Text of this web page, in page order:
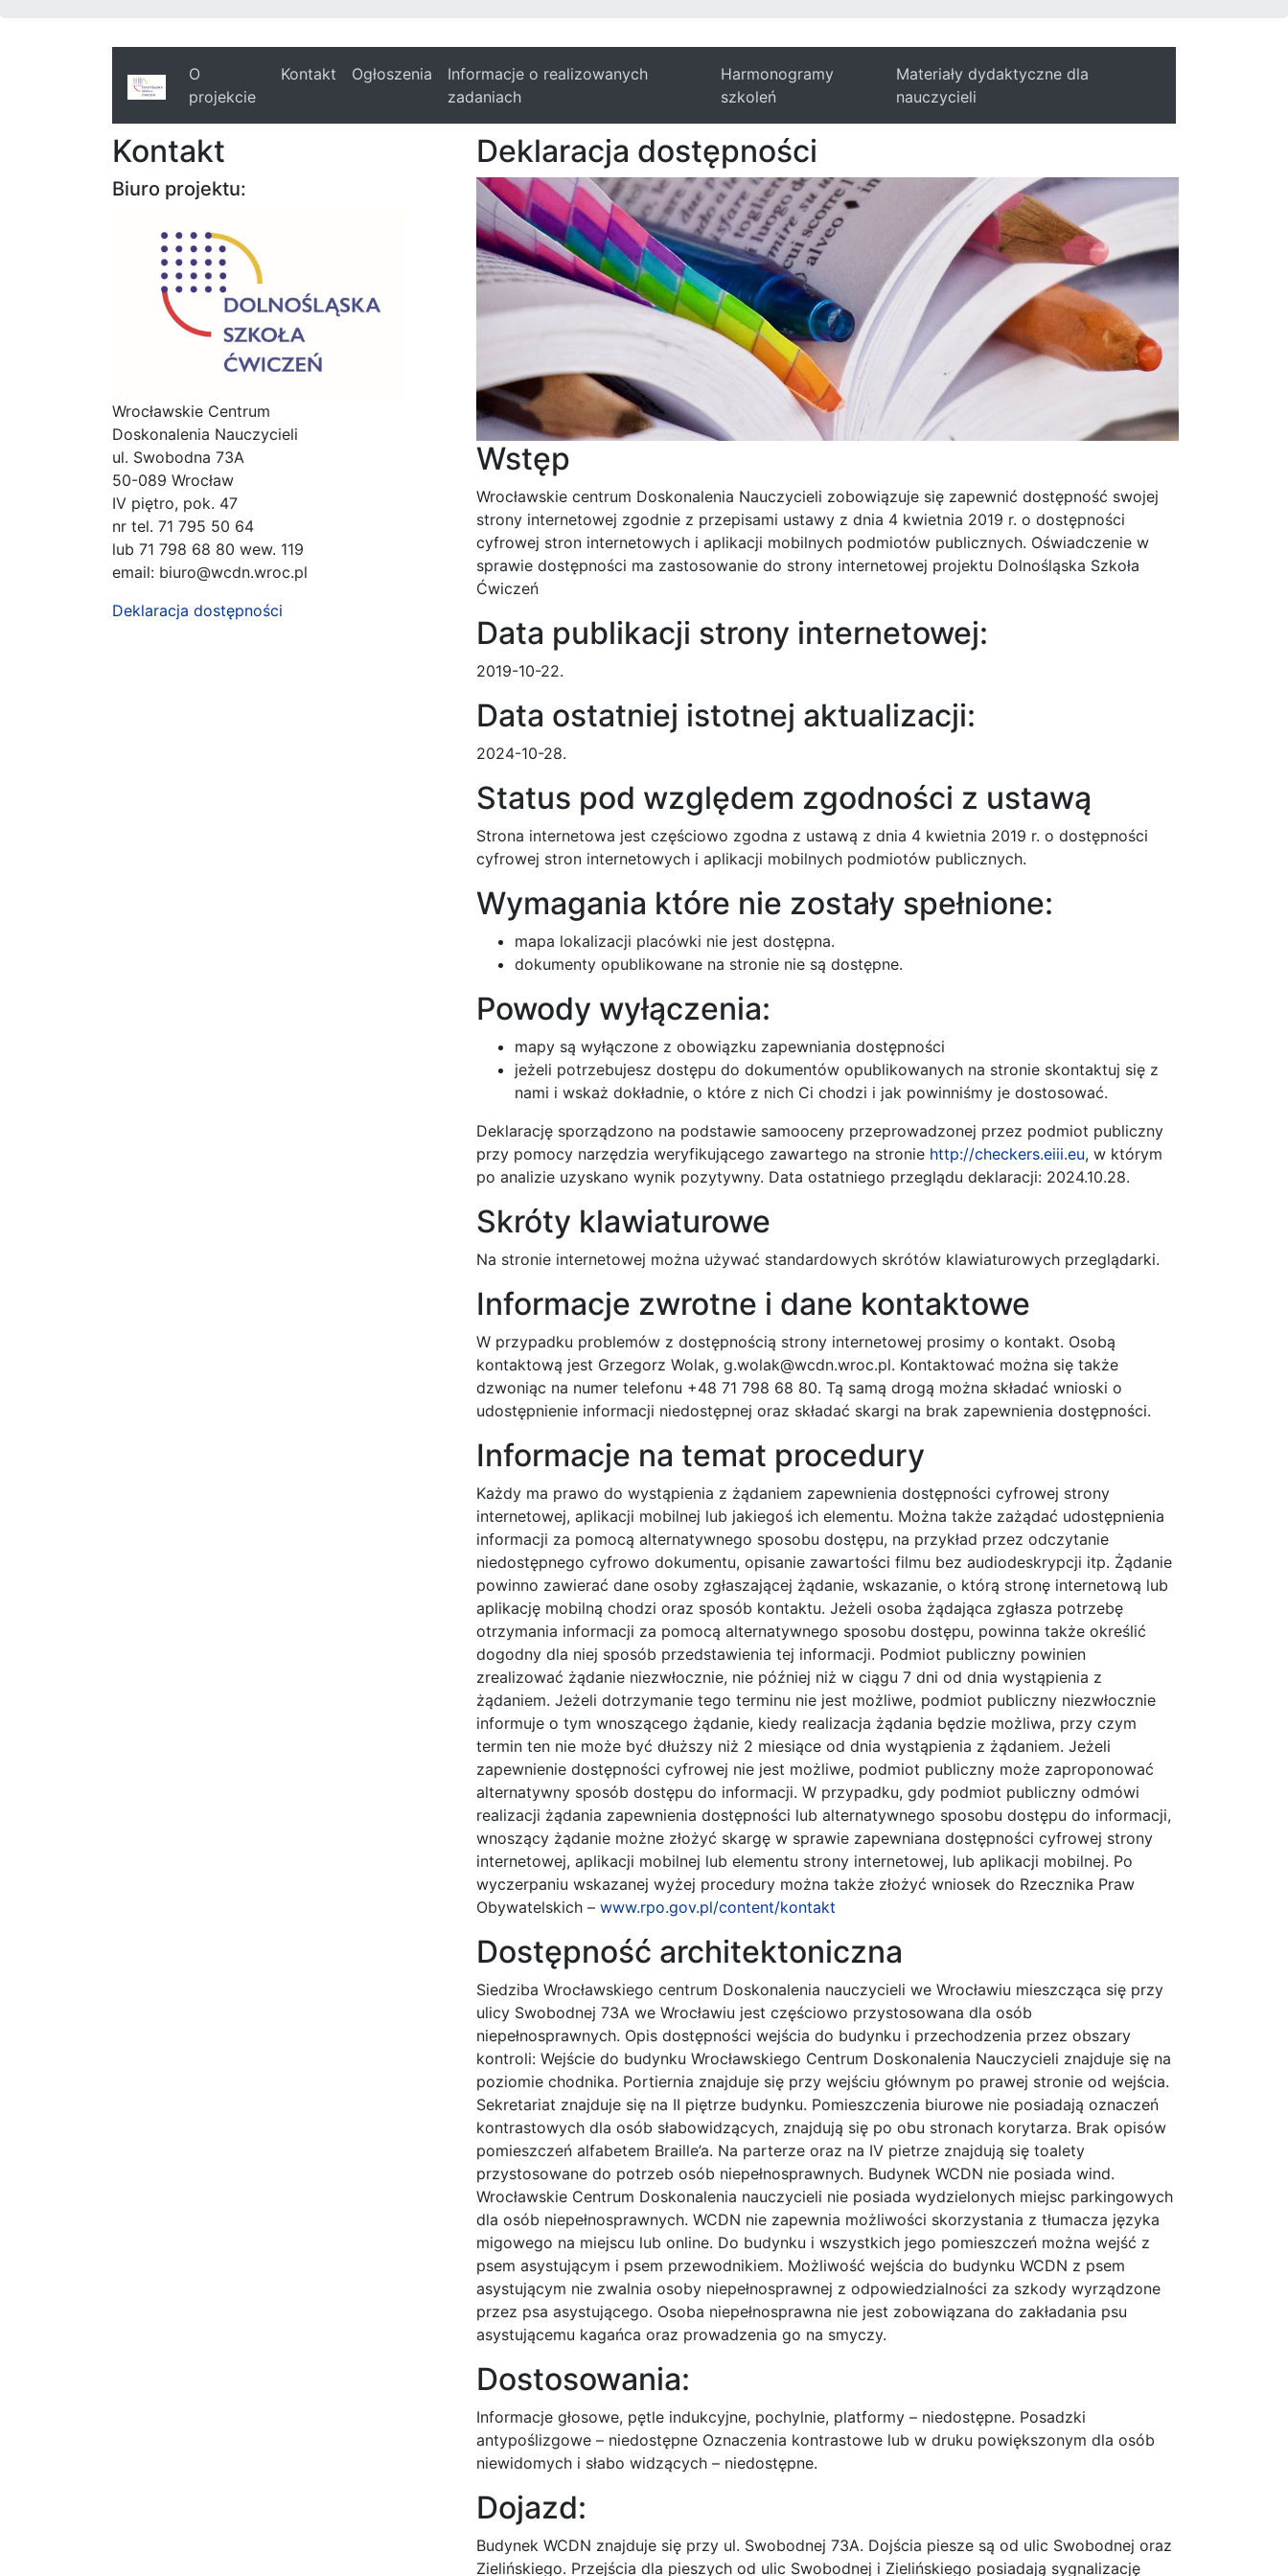
O
projekcie
Kontakt Ogłoszenia
Informacje o realizowanych
zadaniach
Harmonogramy
szkoleń
Materiały dydaktyczne dla
nauczycieli
Kontakt
Biuro projektu:
Wrocławskie Centrum
Doskonalenia Nauczycieli
ul. Swobodna 73A
50-089 Wrocław
IV piętro, pok. 47
nr tel. 71 795 50 64
lub 71 798 68 80 wew. 119
email: biuro@wcdn.wroc.pl
Deklaracja dostępności
Deklaracja dostępności
Wstęp
Wrocławskie centrum Doskonalenia Nauczycieli zobowiązuje się zapewnić dostępność swojej
strony internetowej zgodnie z przepisami ustawy z dnia 4 kwietnia 2019 r. o dostępności
cyfrowej stron internetowych i aplikacji mobilnych podmiotów publicznych. Oświadczenie w
sprawie dostępności ma zastosowanie do strony internetowej projektu Dolnośląska Szkoła
Ćwiczeń
Data publikacji strony internetowej:
2019-10-22.
Data ostatniej istotnej aktualizacji:
2024-10-28.
Status pod względem zgodności z ustawą
Strona internetowa jest częściowo zgodna z ustawą z dnia 4 kwietnia 2019 r. o dostępności
cyfrowej stron internetowych i aplikacji mobilnych podmiotów publicznych.
Wymagania które nie zostały spełnione:
mapa lokalizacji placówki nie jest dostępna.
dokumenty opublikowane na stronie nie są dostępne.
Powody wyłączenia:
mapy są wyłączone z obowiązku zapewniania dostępności
jeżeli potrzebujesz dostępu do dokumentów opublikowanych na stronie skontaktuj się z
nami i wskaż dokładnie, o które z nich Ci chodzi i jak powinniśmy je dostosować.
Deklarację sporządzono na podstawie samooceny przeprowadzonej przez podmiot publiczny
przy pomocy narzędzia weryfikującego zawartego na stronie http://checkers.eiii.eu, w którym
po analizie uzyskano wynik pozytywny. Data ostatniego przeglądu deklaracji: 2024.10.28.
Skróty klawiaturowe
Na stronie internetowej można używać standardowych skrótów klawiaturowych przeglądarki.
Informacje zwrotne i dane kontaktowe
W przypadku problemów z dostępnością strony internetowej prosimy o kontakt. Osobą
kontaktową jest Grzegorz Wolak, g.wolak@wcdn.wroc.pl. Kontaktować można się także
dzwoniąc na numer telefonu +48 71 798 68 80. Tą samą drogą można składać wnioski o
udostępnienie informacji niedostępnej oraz składać skargi na brak zapewnienia dostępności.
Informacje na temat procedury
Każdy ma prawo do wystąpienia z żądaniem zapewnienia dostępności cyfrowej strony
internetowej, aplikacji mobilnej lub jakiegoś ich elementu. Można także zażądać udostępnienia
informacji za pomocą alternatywnego sposobu dostępu, na przykład przez odczytanie
niedostępnego cyfrowo dokumentu, opisanie zawartości filmu bez audiodeskrypcji itp. Żądanie
powinno zawierać dane osoby zgłaszającej żądanie, wskazanie, o którą stronę internetową lub
aplikację mobilną chodzi oraz sposób kontaktu. Jeżeli osoba żądająca zgłasza potrzebę
otrzymania informacji za pomocą alternatywnego sposobu dostępu, powinna także określić
dogodny dla niej sposób przedstawienia tej informacji. Podmiot publiczny powinien
zrealizować żądanie niezwłocznie, nie później niż w ciągu 7 dni od dnia wystąpienia z
żądaniem. Jeżeli dotrzymanie tego terminu nie jest możliwe, podmiot publiczny niezwłocznie
informuje o tym wnoszącego żądanie, kiedy realizacja żądania będzie możliwa, przy czym
termin ten nie może być dłuższy niż 2 miesiące od dnia wystąpienia z żądaniem. Jeżeli
zapewnienie dostępności cyfrowej nie jest możliwe, podmiot publiczny może zaproponować
alternatywny sposób dostępu do informacji. W przypadku, gdy podmiot publiczny odmówi
realizacji żądania zapewnienia dostępności lub alternatywnego sposobu dostępu do informacji,
wnoszący żądanie możne złożyć skargę w sprawie zapewniana dostępności cyfrowej strony
internetowej, aplikacji mobilnej lub elementu strony internetowej, lub aplikacji mobilnej. Po
wyczerpaniu wskazanej wyżej procedury można także złożyć wniosek do Rzecznika Praw
Obywatelskich – www.rpo.gov.pl/content/kontakt
Dostępność architektoniczna
Siedziba Wrocławskiego centrum Doskonalenia nauczycieli we Wrocławiu mieszcząca się przy
ulicy Swobodnej 73A we Wrocławiu jest częściowo przystosowana dla osób
niepełnosprawnych. Opis dostępności wejścia do budynku i przechodzenia przez obszary
kontroli: Wejście do budynku Wrocławskiego Centrum Doskonalenia Nauczycieli znajduje się na
poziomie chodnika. Portiernia znajduje się przy wejściu głównym po prawej stronie od wejścia.
Sekretariat znajduje się na II piętrze budynku. Pomieszczenia biurowe nie posiadają oznaczeń
kontrastowych dla osób słabowidzących, znajdują się po obu stronach korytarza. Brak opisów
pomieszczeń alfabetem Braille’a. Na parterze oraz na IV pietrze znajdują się toalety
przystosowane do potrzeb osób niepełnosprawnych. Budynek WCDN nie posiada wind.
Wrocławskie Centrum Doskonalenia nauczycieli nie posiada wydzielonych miejsc parkingowych
dla osób niepełnosprawnych. WCDN nie zapewnia możliwości skorzystania z tłumacza języka
migowego na miejscu lub online. Do budynku i wszystkich jego pomieszczeń można wejść z
psem asystującym i psem przewodnikiem. Możliwość wejścia do budynku WCDN z psem
asystującym nie zwalnia osoby niepełnosprawnej z odpowiedzialności za szkody wyrządzone
przez psa asystującego. Osoba niepełnosprawna nie jest zobowiązana do zakładania psu
asystującemu kagańca oraz prowadzenia go na smyczy.
Dostosowania:
Informacje głosowe, pętle indukcyjne, pochylnie, platformy – niedostępne. Posadzki
antypoślizgowe – niedostępne Oznaczenia kontrastowe lub w druku powiększonym dla osób
niewidomych i słabo widzących – niedostępne.
Dojazd:
Budynek WCDN znajduje się przy ul. Swobodnej 73A. Dojścia piesze są od ulic Swobodnej oraz
Zielińskiego. Przejścia dla pieszych od ulic Swobodnej i Zielińskiego posiadają sygnalizację